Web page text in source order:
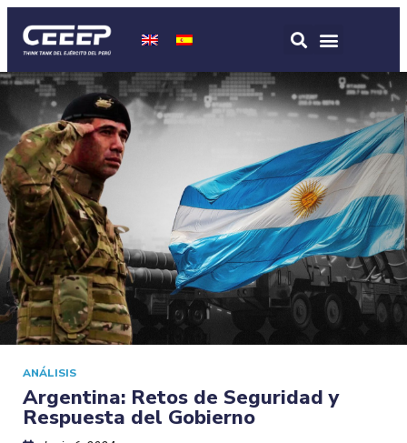
ANÁLISIS
Argentina: Retos de Seguridad y
Respuesta del Gobierno